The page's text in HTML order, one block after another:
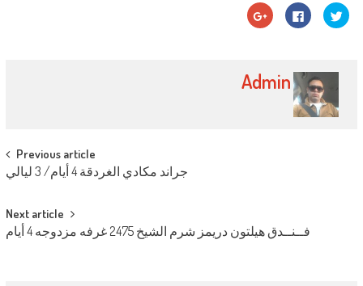
اضغط
للمشاركة
نافذة
جديدة)
انقر
للمشاركة
جديدة)
اضغط
للمشاركة
جديدة)
Admin
Previous article
جراند مكادي الغردقة 4 أيام/ 3 ليالي
Next article
فــنــدق هيلتون دريمز شرم الشيخ 2475 غرفه مزدوجه 4 أيام